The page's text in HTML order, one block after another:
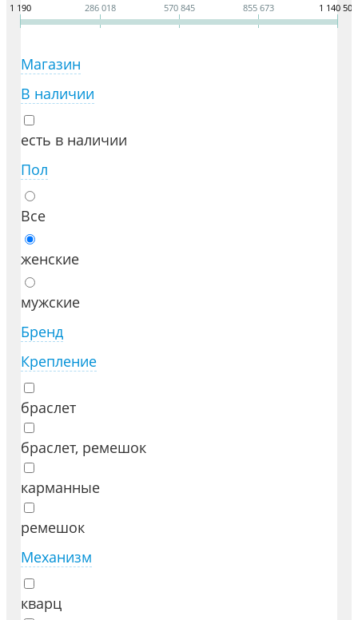
1 190 286 018 570 845 855 673 1 140 500
Магазин
В наличии
есть в наличии
Пол
Все
женские
мужские
Бренд
Крепление
браслет
браслет, ремешок
карманные
ремешок
Механизм
кварц